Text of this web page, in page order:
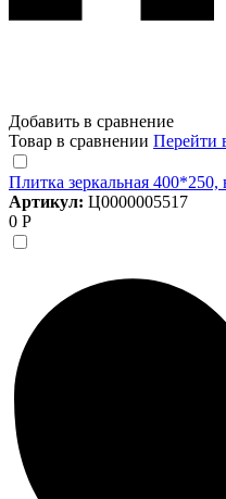
Добавить в сравнение
Товар в сравнении Перейти
Плитка зеркальная 400*250,
Артикул: Ц0000005517
0 Р